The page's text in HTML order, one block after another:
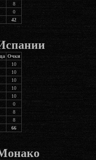
8
0
42
Очки
10
10
10
10
10
0
8
8
66